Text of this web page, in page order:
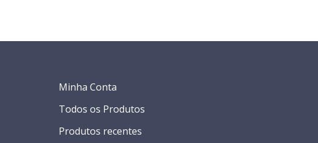
Minha Conta
Todos os Produtos
Produtos recentes